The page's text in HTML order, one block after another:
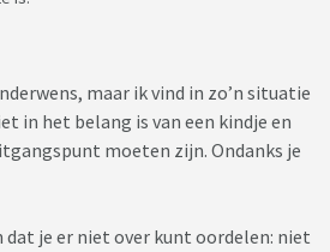
maar ik vind in zo’n situatie
in het belang is van een kindje en
moeten zijn. Ondanks je
dat je er niet over kunt oordelen: niet